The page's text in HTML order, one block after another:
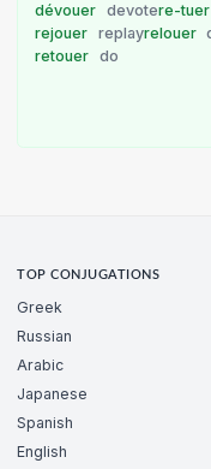
dévouer devotere-tuer
rejouer replayrelouer
retouer do
TOP CONJUGATIONS
Greek
Russian
Arabic
Japanese
Spanish
English